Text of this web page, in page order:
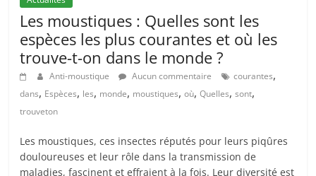
Les moustiques : Quelles sont les
espèces les plus courantes et où les
trouve-t-on dans le monde ?
Anti-moustique Aucun commentaire courantes,
dans, Espèces, les, monde, moustiques,où,Quelles,sont,
trouveton
Les moustiques, ces insectes réputés pour leurs piqûres
douloureuses et leur rôle dans la transmission de
maladies, fascinent et effraient à la fois. Leur diversité est